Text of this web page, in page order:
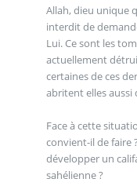
Allah, dieu unique
interdit de
Lui. Ce sont les
actuellement
certaines de ces
abritent elles
Face à cette
convient-il de faire
développer un
sahélienne ?